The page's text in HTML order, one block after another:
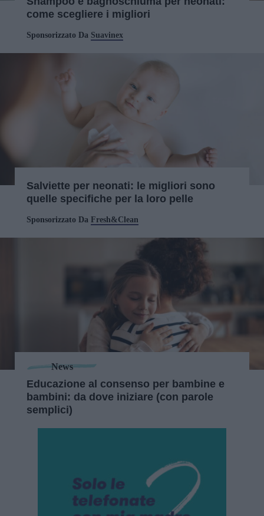
come scegliere i migliori
Sponsorizzato Da Suavinex
Salviette per neonati: le migliori sono
quelle specifiche per la loro pelle
Sponsorizzato Da Fresh&Clean
News
Educazione al consenso per bambine e
bambini: da dove iniziare (con parole
semplici)